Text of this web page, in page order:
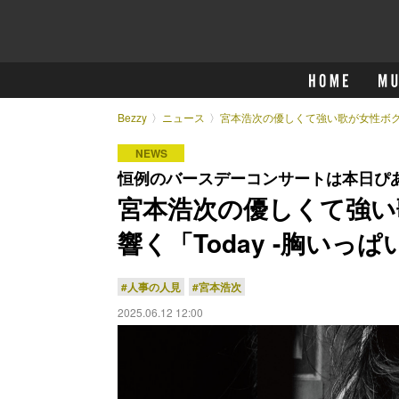
Bezzy ニュース 宮本浩次の優しくて強い歌が女性ボ
NEWS
恒例のバースデーコンサートは本日ぴ
宮本浩次の優しくて強
響く「Today -胸いっぱ
#人事の人見 #宮本浩次
2025.06.12 12:00